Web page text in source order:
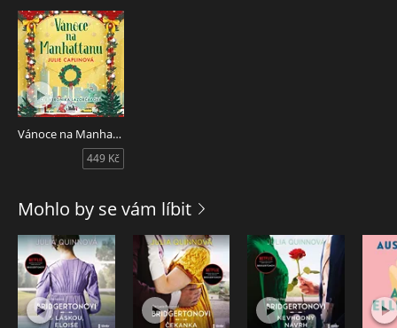
Sice to mezi nimi od samého začátku jiskří, ale roztají
nakonec i jejich zamrzlá srdce?
Audiokniha Vánoce na Manhattanu, autorka Julie Caplinová,
čte Veronika Lazorčáková.
Vánoce na Manhattanu
449 Kč
Mohlo by se vám líbit